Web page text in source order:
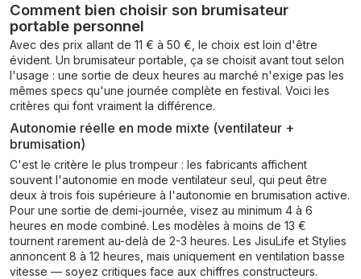
Comment bien choisir son brumisateur
portable personnel
Avec des prix allant de 11 € à 50 €, le choix est loin d'être
évident. Un brumisateur portable, ça se choisit avant tout selon
l'usage : une sortie de deux heures au marché n'exige pas les
mêmes specs qu'une journée complète en festival. Voici les
critères qui font vraiment la différence.
Autonomie réelle en mode mixte (ventilateur +
brumisation)
C'est le critère le plus trompeur : les fabricants affichent
souvent l'autonomie en mode ventilateur seul, qui peut être
deux à trois fois supérieure à l'autonomie en brumisation active.
Pour une sortie de demi-journée, visez au minimum 4 à 6
heures en mode combiné. Les modèles à moins de 13 €
tournent rarement au-delà de 2-3 heures. Les JisuLife et Stylies
annoncent 8 à 12 heures, mais uniquement en ventilation basse
vitesse — soyez critiques face aux chiffres constructeurs.